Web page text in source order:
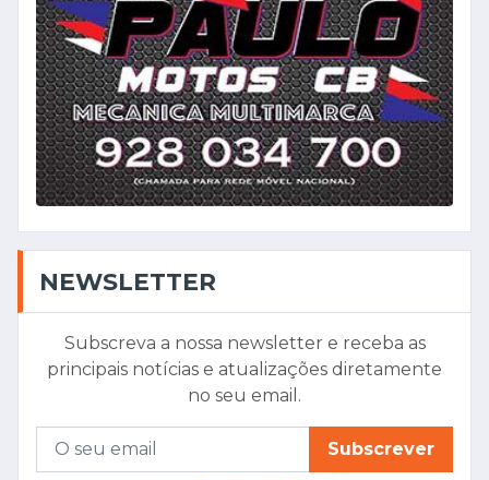
NEWSLETTER
Subscreva a nossa newsletter e receba as
principais notícias e atualizações diretamente
no seu email.
Subscrever